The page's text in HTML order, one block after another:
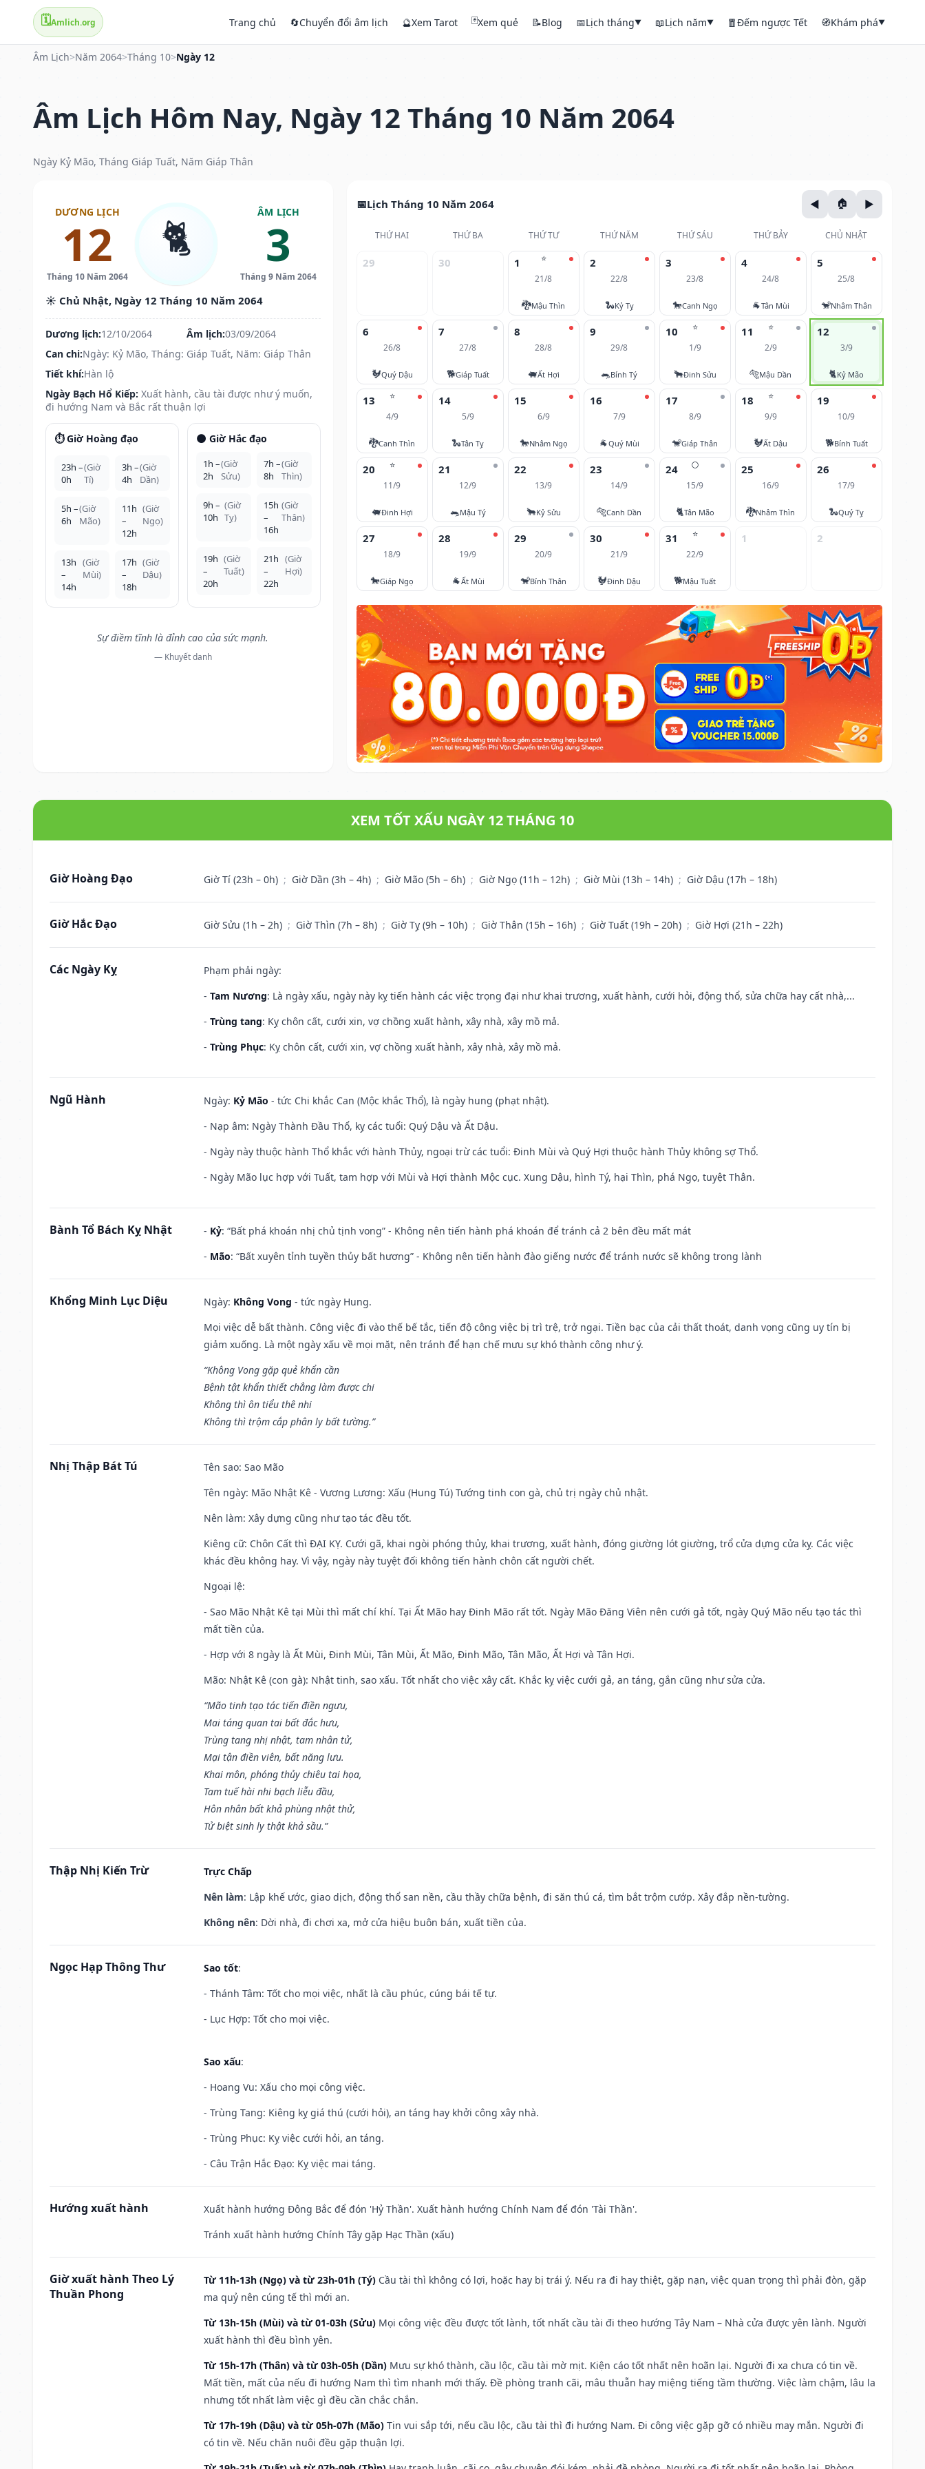
🗓️Amlich.org Trang chủ 🔄Chuyển đổi âm lịch 🔮Xem Tarot 🃏Xem quẻ 📝Blog 📅Lịch tháng▼ 📖Lịch năm▼ 🧧Đếm ngược Tết 🧭Khám phá▼
Âm Lịch>Năm 2064>Tháng 10>Ngày 12
Âm Lịch Hôm Nay, Ngày 12 Tháng 10 Năm 2064
Ngày Kỷ Mão, Tháng Giáp Tuất, Năm Giáp Thân
DƯƠNG LỊCH
12
Tháng 10 Năm 2064
🐈 ÂM LỊCH
3
Tháng 9 Năm 2064
☀️ Chủ Nhật, Ngày 12 Tháng 10 Năm 2064
Dương lịch:12/10/2064 Âm lịch:03/09/2064
Can chi:Ngày: Kỷ Mão, Tháng: Giáp Tuất, Năm: Giáp Thân
Tiết khí:Hàn lộ
Ngày Bạch Hổ Kiếp: Xuất hành, cầu tài được như ý muốn,
đi hướng Nam và Bắc rất thuận lợi
⏱️ Giờ Hoàng đạo
23h –
0h
(Giờ
Tí)
3h –
4h
(Giờ
Dần)
5h –
6h
(Giờ
Mão)
11h
–
12h
(Giờ
Ngọ)
13h
–
14h
(Giờ
Mùi)
17h
–
18h
(Giờ
Dậu)
🌑 Giờ Hắc đạo
1h –
2h
(Giờ
Sửu)
7h –
8h
(Giờ
Thìn)
9h –
10h
(Giờ
Tỵ)
15h
–
16h
(Giờ
Thân)
19h
–
20h
(Giờ
Tuất)
21h
–
22h
(Giờ
Hợi)
Sự điềm tĩnh là đỉnh cao của sức mạnh.
— Khuyết danh
Lịch Tháng 10 Năm 2064
THỨ HAI THỨ BA THỨ TƯ THỨ NĂM THỨ SÁU THỨ BẢY CHỦ NHẬT
29 30 ⭐
1
21/8
🐉Mậu Thìn
2
22/8
🐍Kỷ Tỵ
3
23/8
🐎Canh Ngọ
4
24/8
🐐Tân Mùi
5
25/8
🐒Nhâm Thân
6
26/8
🐓Quý Dậu
7
27/8
🐕Giáp Tuất
8
28/8
🐖Ất Hợi
9
29/8
🐀Bính Tý
⭐
10
1/9
🐂Đinh Sửu
⭐
11
2/9
🐅Mậu Dần
12
3/9
🐈Kỷ Mão
⭐
13
4/9
🐉Canh Thìn
14
5/9
🐍Tân Tỵ
15
6/9
🐎Nhâm Ngọ
16
7/9
🐐Quý Mùi
17
8/9
🐒Giáp Thân
⭐
18
9/9
🐓Ất Dậu
19
10/9
🐕Bính Tuất
⭐
20
11/9
🐖Đinh Hợi
21
12/9
🐀Mậu Tý
22
13/9
🐂Kỷ Sửu
23
14/9
🐅Canh Dần
🌕
24
15/9
🐈Tân Mão
25
16/9
🐉Nhâm Thìn
26
17/9
🐍Quý Tỵ
27
18/9
🐎Giáp Ngọ
28
19/9
🐐Ất Mùi
29
20/9
🐒Bính Thân
30
21/9
🐓Đinh Dậu
⭐
31
22/9
🐕Mậu Tuất
1 2
XEM TỐT XẤU NGÀY 12 THÁNG 10
Giờ Hoàng Đạo Giờ Tí (23h – 0h) ; Giờ Dần (3h – 4h) ; Giờ Mão (5h – 6h) ; Giờ Ngọ (11h – 12h) ; Giờ Mùi (13h – 14h) ; Giờ Dậu (17h – 18h)
Giờ Hắc Đạo Giờ Sửu (1h – 2h) ; Giờ Thìn (7h – 8h) ; Giờ Tỵ (9h – 10h) ; Giờ Thân (15h – 16h) ; Giờ Tuất (19h – 20h) ; Giờ Hợi (21h – 22h)
Các Ngày Kỵ
Phạm phải ngày:
- Tam Nương: Là ngày xấu, ngày này kỵ tiến hành các việc trọng đại như khai trương, xuất hành, cưới hỏi, động thổ, sửa chữa hay cất nhà,...
- Trùng tang: Kỵ chôn cất, cưới xin, vợ chồng xuất hành, xây nhà, xây mồ mả.
- Trùng Phục: Kỵ chôn cất, cưới xin, vợ chồng xuất hành, xây nhà, xây mồ mả.
Ngũ Hành Ngày: Kỷ Mão - tức Chi khắc Can (Mộc khắc Thổ), là ngày hung (phạt nhật).
- Nạp âm: Ngày Thành Đầu Thổ, kỵ các tuổi: Quý Dậu và Ất Dậu.
- Ngày này thuộc hành Thổ khắc với hành Thủy, ngoại trừ các tuổi: Đinh Mùi và Quý Hợi thuộc hành Thủy không sợ Thổ.
- Ngày Mão lục hợp với Tuất, tam hợp với Mùi và Hợi thành Mộc cục. Xung Dậu, hình Tý, hại Thìn, phá Ngọ, tuyệt Thân.
Bành Tổ Bách Kỵ Nhật - Kỷ: “Bất phá khoán nhị chủ tịnh vong” - Không nên tiến hành phá khoán để tránh cả 2 bên đều mất mát
- Mão: “Bất xuyên tỉnh tuyền thủy bất hương” - Không nên tiến hành đào giếng nước để tránh nước sẽ không trong lành
Khổng Minh Lục Diệu Ngày: Không Vong - tức ngày Hung.
Mọi việc dễ bất thành. Công việc đi vào thế bế tắc, tiến độ công việc bị trì trệ, trở ngại. Tiền bạc của cải thất thoát, danh vọng cũng uy tín bị
giảm xuống. Là một ngày xấu về mọi mặt, nên tránh để hạn chế mưu sự khó thành công như ý.
“Không Vong gặp quẻ khẩn cần
Bệnh tật khẩn thiết chẳng làm được chi
Không thì ôn tiểu thê nhi
Không thì trộm cắp phân ly bất tường.”
Nhị Thập Bát Tú Tên sao: Sao Mão
Tên ngày: Mão Nhật Kê - Vương Lương: Xấu (Hung Tú) Tướng tinh con gà, chủ trị ngày chủ nhật.
Nên làm: Xây dựng cũng như tạo tác đều tốt.
Kiêng cữ: Chôn Cất thì ĐẠI KỴ. Cưới gã, khai ngòi phóng thủy, khai trương, xuất hành, đóng giường lót giường, trổ cửa dựng cửa kỵ. Các việc
khác đều không hay. Vì vậy, ngày này tuyệt đối không tiến hành chôn cất người chết.
Ngoại lệ:
- Sao Mão Nhật Kê tại Mùi thì mất chí khí. Tại Ất Mão hay Đinh Mão rất tốt. Ngày Mão Đăng Viên nên cưới gả tốt, ngày Quý Mão nếu tạo tác thì
mất tiền của.
- Hợp với 8 ngày là Ất Mùi, Đinh Mùi, Tân Mùi, Ất Mão, Đinh Mão, Tân Mão, Ất Hợi và Tân Hợi.
Mão: Nhật Kê (con gà): Nhật tinh, sao xấu. Tốt nhất cho việc xây cất. Khắc kỵ việc cưới gả, an táng, gắn cũng như sửa cửa.
“Mão tinh tạo tác tiến điền ngưu,
Mai táng quan tai bất đắc hưu,
Trùng tang nhị nhật, tam nhân tử,
Mại tận điền viên, bất năng lưu.
Khai môn, phóng thủy chiêu tai họa,
Tam tuế hài nhi bạch liễu đầu,
Hôn nhân bất khả phùng nhật thử,
Tử biệt sinh ly thật khả sầu.”
Thập Nhị Kiến Trừ
Trực Chấp
Nên làm: Lập khế ước, giao dịch, động thổ san nền, cầu thầy chữa bệnh, đi săn thú cá, tìm bắt trộm cướp. Xây đắp nền-tường.
Không nên: Dời nhà, đi chơi xa, mở cửa hiệu buôn bán, xuất tiền của.
Ngọc Hạp Thông Thư Sao tốt:
- Thánh Tâm: Tốt cho mọi việc, nhất là cầu phúc, cúng bái tế tự.
- Lục Hợp: Tốt cho mọi việc.
Sao xấu:
- Hoang Vu: Xấu cho mọi công việc.
- Trùng Tang: Kiêng kỵ giá thú (cưới hỏi), an táng hay khởi công xây nhà.
- Trùng Phục: Kỵ việc cưới hỏi, an táng.
- Câu Trận Hắc Đạo: Kỵ việc mai táng.
Hướng xuất hành
Xuất hành hướng Đông Bắc để đón 'Hỷ Thần'. Xuất hành hướng Chính Nam để đón 'Tài Thần'.
Tránh xuất hành hướng Chính Tây gặp Hạc Thần (xấu)
Giờ xuất hành Theo Lý
Thuần Phong
Từ 11h-13h (Ngọ) và từ 23h-01h (Tý) Cầu tài thì không có lợi, hoặc hay bị trái ý. Nếu ra đi hay thiệt, gặp nạn, việc quan trọng thì phải đòn, gặp
ma quỷ nên cúng tế thì mới an.
Từ 13h-15h (Mùi) và từ 01-03h (Sửu) Mọi công việc đều được tốt lành, tốt nhất cầu tài đi theo hướng Tây Nam – Nhà cửa được yên lành. Người
xuất hành thì đều bình yên.
Từ 15h-17h (Thân) và từ 03h-05h (Dần) Mưu sự khó thành, cầu lộc, cầu tài mờ mịt. Kiện cáo tốt nhất nên hoãn lại. Người đi xa chưa có tin về.
Mất tiền, mất của nếu đi hướng Nam thì tìm nhanh mới thấy. Đề phòng tranh cãi, mâu thuẫn hay miệng tiếng tầm thường. Việc làm chậm, lâu la
nhưng tốt nhất làm việc gì đều cần chắc chắn.
Từ 17h-19h (Dậu) và từ 05h-07h (Mão) Tin vui sắp tới, nếu cầu lộc, cầu tài thì đi hướng Nam. Đi công việc gặp gỡ có nhiều may mắn. Người đi
có tin về. Nếu chăn nuôi đều gặp thuận lợi.